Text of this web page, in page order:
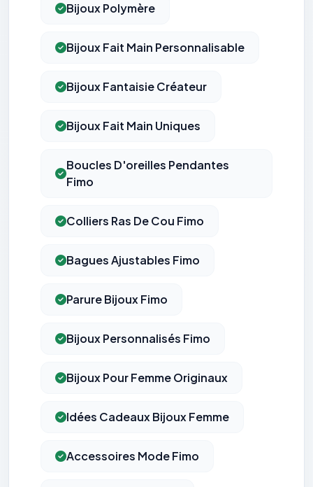
Bijoux Polymère
Bijoux Fait Main Personnalisable
Bijoux Fantaisie Créateur
Bijoux Fait Main Uniques
Boucles D'oreilles Pendantes
Fimo
Colliers Ras De Cou Fimo
Bagues Ajustables Fimo
Parure Bijoux Fimo
Bijoux Personnalisés Fimo
Bijoux Pour Femme Originaux
Idées Cadeaux Bijoux Femme
Accessoires Mode Fimo